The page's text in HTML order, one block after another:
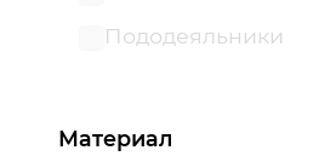
Пододеяльники
Материал